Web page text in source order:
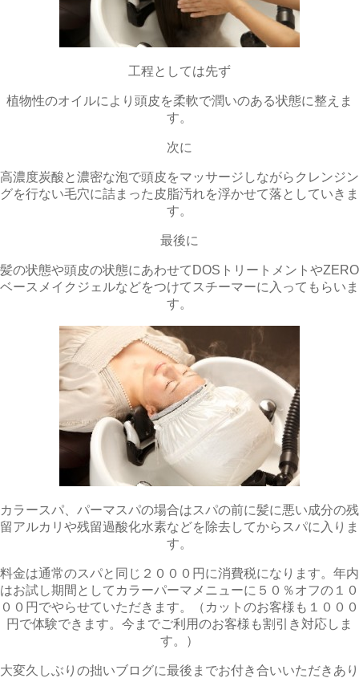
工程としては先ず
植物性のオイルにより頭皮を柔軟で潤いのある状態に整えま
す。
次に
高濃度炭酸と濃密な泡で頭皮をマッサージしながらクレンジン
グを行ない毛穴に詰まった皮脂汚れを浮かせて落としていきま
す。
最後に
髪の状態や頭皮の状態にあわせてDOSトリートメントやZERO
ベースメイクジェルなどをつけてスチーマーに入ってもらいま
す。
カラースパ、パーマスパの場合はスパの前に髪に悪い成分の残
留アルカリや残留過酸化水素などを除去してからスパに入りま
す。
料金は通常のスパと同じ２０００円に消費税になります。年内
はお試し期間としてカラーパーマメニューに５０％オフの１０
００円でやらせていただきます。（カットのお客様も１０００
円で体験できます。今までご利用のお客様も割引き対応しま
す。）
大変久しぶりの拙いブログに最後までお付き合いいただきあり